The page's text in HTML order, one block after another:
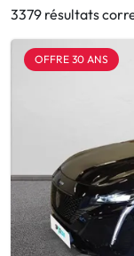
3379 résultats
OFFRE 30 ANS